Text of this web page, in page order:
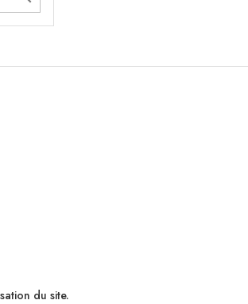
du site.